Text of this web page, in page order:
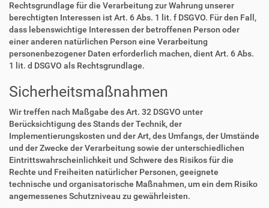
Rechtsgrundlage für die Verarbeitung zur Wahrung unserer
berechtigten Interessen ist Art. 6 Abs. 1 lit. f DSGVO. Für den Fall,
dass lebenswichtige Interessen der betroffenen Person oder
einer anderen natürlichen Person eine Verarbeitung
personenbezogener Daten erforderlich machen, dient Art. 6 Abs.
1 lit. d DSGVO als Rechtsgrundlage.
Sicherheitsmaßnahmen
Wir treffen nach Maßgabe des Art. 32 DSGVO unter
Berücksichtigung des Stands der Technik, der
Implementierungskosten und der Art, des Umfangs, der Umstände
und der Zwecke der Verarbeitung sowie der unterschiedlichen
Eintrittswahrscheinlichkeit und Schwere des Risikos für die
Rechte und Freiheiten natürlicher Personen, geeignete
technische und organisatorische Maßnahmen, um ein dem Risiko
angemessenes Schutzniveau zu gewährleisten.